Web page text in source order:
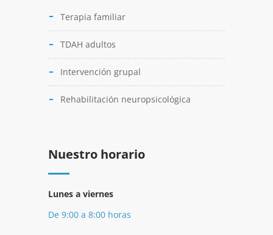
Terapia familiar
TDAH adultos
Intervención grupal
Rehabilitación neuropsicológica
Nuestro horario
Lunes a viernes
De 9:00 a 8:00 horas